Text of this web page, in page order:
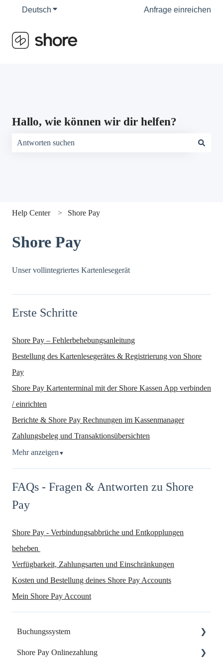
Deutsch Untermenü für Übersetzungen anzeigen
Anfrage einreichen
Hallo, wie können wir dir helfen?
Help Center Shore Pay
Shore Pay
Unser vollintegriertes Kartenlesegerät
Erste Schritte
Shore Pay – Fehlerbehebungsanleitung
Bestellung des Kartenlesegerätes & Registrierung von Shore
Pay
Shore Pay Kartenterminal mit der Shore Kassen App verbinden
/ einrichten
Berichte & Shore Pay Rechnungen im Kassenmanager
Zahlungsbeleg und Transaktionsübersichten
Mehr anzeigen▼
FAQs - Fragen & Antworten zu Shore
Pay
Shore Pay - Verbindungsabbrüche und Entkopplungen
beheben
Verfügbarkeit, Zahlungsarten und Einschränkungen
Kosten und Bestellung deines Shore Pay Accounts
Mein Shore Pay Account
Buchungssystem
Dein Start mit Shore
Shore Pay Onlinezahlung